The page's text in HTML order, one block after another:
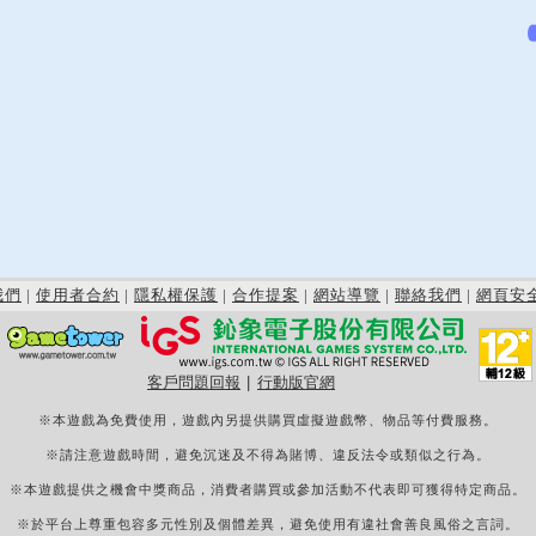
們 | 使用者合約 | 隱私權保護 | 合作提案 | 網站導覽 | 聯絡我們 | 網頁安
客戶問題回報 行動版官網
※本遊戲為免費使用，遊戲內另提供購買虛擬遊戲幣、物品等付費服務。
※請注意遊戲時間，避免沉迷及不得為賭博、違反法令或類似之行為。
※本遊戲提供之機會中獎商品，消費者購買或參加活動不代表即可獲得特定商品。
※於平台上尊重包容多元性別及個體差異，避免使用有違社會善良風俗之言詞。